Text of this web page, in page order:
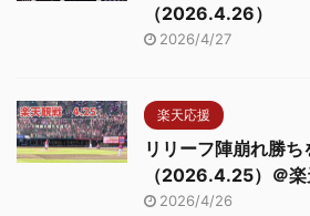
（2026.4.26）
2026/4/27
楽天応援
リリーフ陣崩れ勝ち
（2026.4.25）＠
2026/4/26